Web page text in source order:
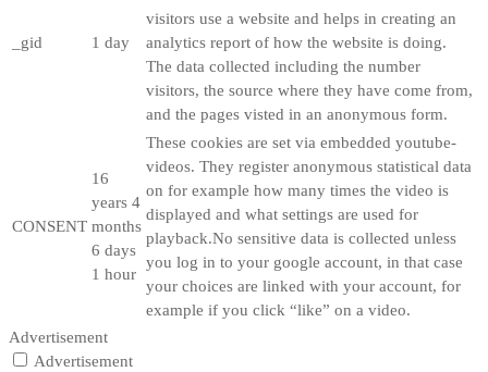
_gid 1 day
visitors use a website and helps in creating an
analytics report of how the website is doing.
The data collected including the number
visitors, the source where they have come from,
and the pages visted in an anonymous form.
CONSENT
16
years 4
months
6 days
1 hour
These cookies are set via embedded youtube-
videos. They register anonymous statistical data
on for example how many times the video is
displayed and what settings are used for
playback.No sensitive data is collected unless
you log in to your google account, in that case
your choices are linked with your account, for
example if you click “like” on a video.
Advertisement
Advertisement